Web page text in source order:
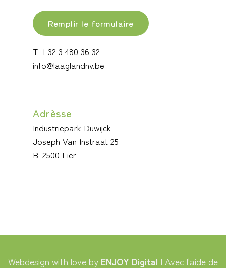
Remplir le formulaire
T +32 3 480 36 32
info@laaglandnv.be
Adrèsse
Industriepark Duwijck
Joseph Van Instraat 25
B-2500 Lier
Webdesign with love by ENJOY Digital | Avec l'aide de